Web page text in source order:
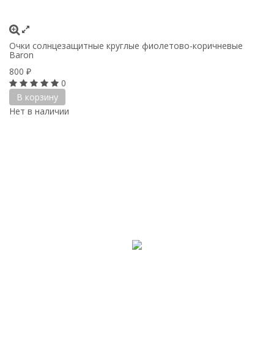
Очки солнцезащитные круглые фиолетово-коричневые
Baron
800 ₽
0
В корзину
Нет в наличии